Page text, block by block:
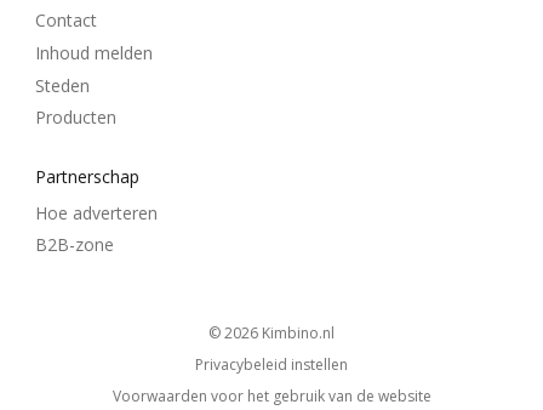
Contact
Inhoud melden
Steden
Producten
Partnerschap
Hoe adverteren
B2B-zone
© 2026
kimbino.nl
Privacybeleid instellen
Voorwaarden voor het gebruik van de website